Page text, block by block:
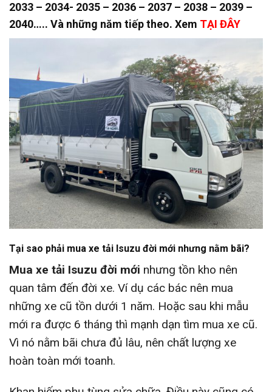
2033 – 2034- 2035 – 2036 – 2037 – 2038 – 2039 –
2040….. Và những năm tiếp theo. Xem TẠI ĐÂY
Tại sao phải mua xe tải Isuzu đời mới nhưng nằm bãi?
Mua xe tải Isuzu đời mới nhưng tồn kho nên
quan tâm đến đời xe. Ví dụ các bác nên mua
những xe cũ tồn dưới 1 năm. Hoặc sau khi mẫu
mới ra được 6 tháng thì mạnh dạn tìm mua xe cũ.
Vì nó nằm bãi chưa đủ lâu, nên chất lượng xe
hoàn toàn mới toanh.